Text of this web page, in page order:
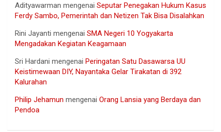
Adityawarman mengenai Seputar Penegakan Hukum Kasus
Ferdy Sambo, Pemerintah dan Netizen Tak Bisa Disalahkan
Rini Jayanti mengenai SMA Negeri 10 Yogyakarta
Mengadakan Kegiatan Keagamaan
Sri Hardani mengenai Peringatan Satu Dasawarsa UU
Keistimewaan DIY, Nayantaka Gelar Tirakatan di 392
Kalurahan
Philip Jehamun mengenai Orang Lansia yang Berdaya dan
Pendoa